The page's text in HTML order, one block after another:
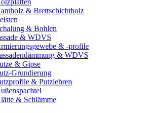
& Brettschichtholz
& Bohlen
& WDVS
& -profile
& WDVS
& Gipse
Grundierung
& Putzlehren
& Schlämme